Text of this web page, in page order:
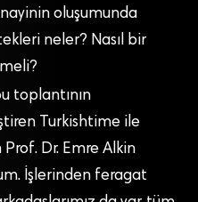
oluşumunda
neler? Nasıl bir
toplantının
Turkishtime ile
Dr. Emre Alkin
İşlerinden feragat